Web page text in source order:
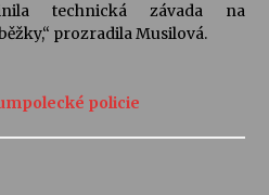
technická závada na
prozradila Musilová.
policie